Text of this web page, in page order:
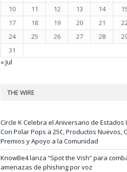
10
11 12 13 14 15
17
18 19 20 21
24
25 26 27 28
31
« Jul
THE WIRE
Circle K Celebra el Aniversario de Estados
Con Polar Pops a 25¢, Productos Nuevos,
Premios y Apoyo a la Comunidad
KnowBe4 lanza “Spot the Vish” para
amenazas de phishing por voz